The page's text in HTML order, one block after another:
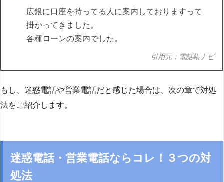
広銀に口座を持ってる人に案内しておりますって
掛かってきました。
各種ローンの案内でした。
引用元：電話帳ナビ
もし、迷惑電話や営業電話だと感じた場合は、次の章で対処
法をご紹介します。
迷惑電話・営業電話ならコレ！３つの対
処法